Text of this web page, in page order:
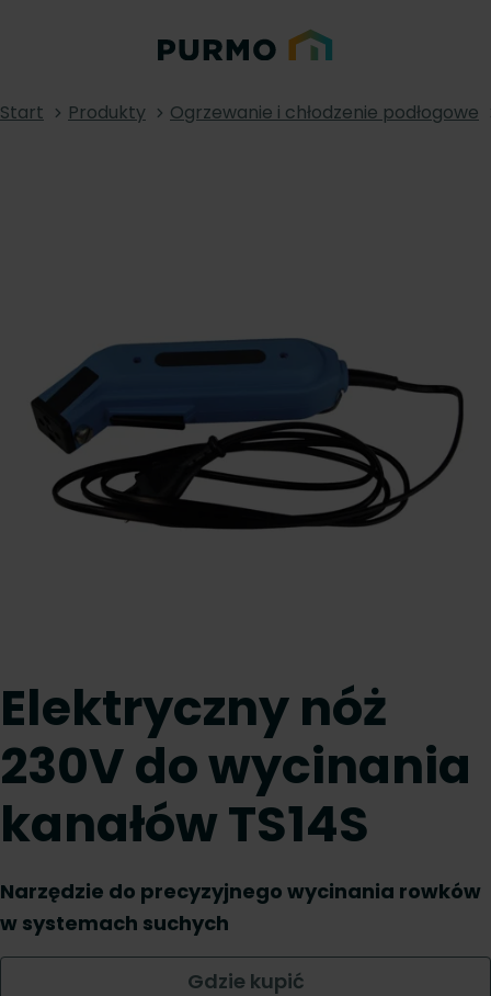
Start Produkty Ogrzewanie i chłodzenie podłogowe
Elektryczny nóż
230V do wycinania
kanałów TS14S
Narzędzie do precyzyjnego wycinania rowków
w systemach suchych
Gdzie kupić